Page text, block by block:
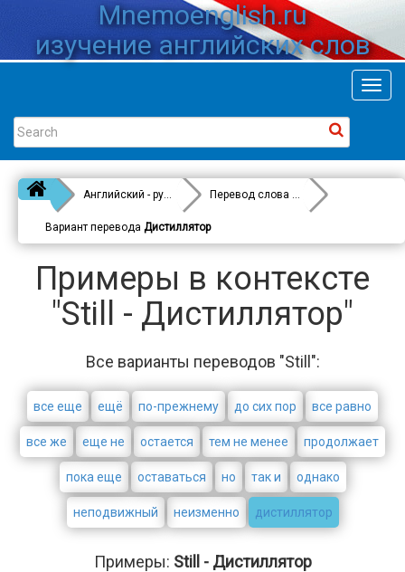
Mnemoenglish.ru
изучение английских слов
Английский - русский Перевод слова
Still
Вариант перевода Дистиллятор
Примеры в контексте
"Still - Дистиллятор"
Все варианты переводов "Still":
все еще ещё по-прежнему до сих пор все равно
все же еще не остается тем не менее продолжает
пока еще оставаться но так и однако
неподвижный неизменно дистиллятор
Примеры: Still - Дистиллятор